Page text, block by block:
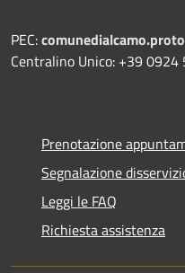
PEC:
Centralino Unico: +39 0924
Prenotazione
Segnalazione
Leggi le FAQ
Richiesta assistenza